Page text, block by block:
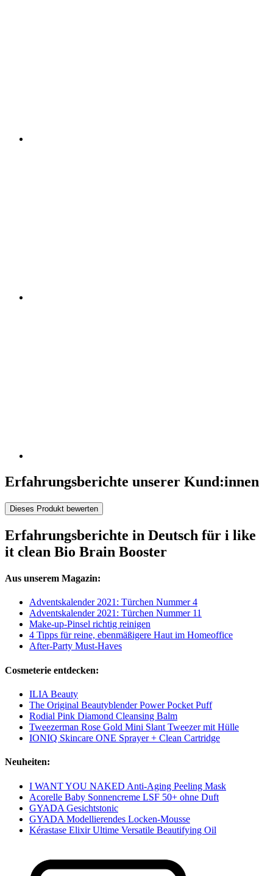
Erfahrungsberichte unserer Kund:innen
Dieses Produkt bewerten
Erfahrungsberichte in Deutsch für i like
it clean Bio Brain Booster
Aus unserem Magazin:
Adventskalender 2021: Türchen Nummer 4
Adventskalender 2021: Türchen Nummer 11
Make-up-Pinsel richtig reinigen
4 Tipps für reine, ebenmäßigere Haut im Homeoffice
After-Party Must-Haves
Cosmeterie entdecken:
ILIA Beauty
The Original Beautyblender Power Pocket Puff
Rodial Pink Diamond Cleansing Balm
Tweezerman Rose Gold Mini Slant Tweezer mit Hülle
IONIQ Skincare ONE Sprayer + Clean Cartridge
Neuheiten:
I WANT YOU NAKED Anti-Aging Peeling Mask
Acorelle Baby Sonnencreme LSF 50+ ohne Duft
GYADA Gesichtstonic
GYADA Modellierendes Locken-Mousse
Kérastase Elixir Ultime Versatile Beautifying Oil